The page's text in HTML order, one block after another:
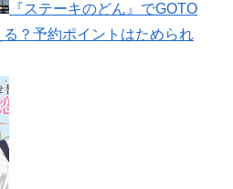
『ステーキのどん』でGOTO
？予約ポイントはためられ